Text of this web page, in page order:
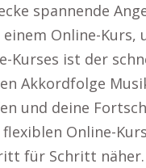
spannende
Online-
Kurses ist der
Akkordfolge
und deine
Online-
für Schritt näher.